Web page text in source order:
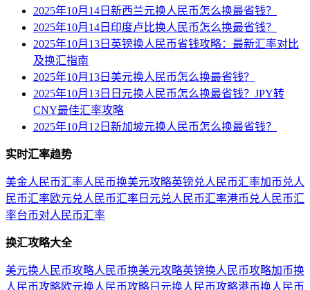
2025年10月14日新西兰元换人民币怎么换最省钱？
2025年10月14日印度卢比换人民币怎么换最省钱？
2025年10月13日英镑换人民币省钱攻略：最新汇率对比
及换汇指南
2025年10月13日美元换人民币怎么换最省钱？
2025年10月13日日元换人民币怎么换最省钱？JPY转
CNY最佳汇率攻略
2025年10月12日新加坡元换人民币怎么换最省钱？
实时汇率趋势
美金人民币汇率人民币换美元攻略英镑兑人民币汇率加币兑人
民币汇率欧元兑人民币汇率 日元兑人民币汇率港币兑人民币汇
率台币对人民币汇率
换汇攻略大全
美元换人民币攻略人民币换美元攻略英镑换人民币攻略加币换
人民币攻略欧元换人民币攻略 日元换人民币攻略港币换人民币